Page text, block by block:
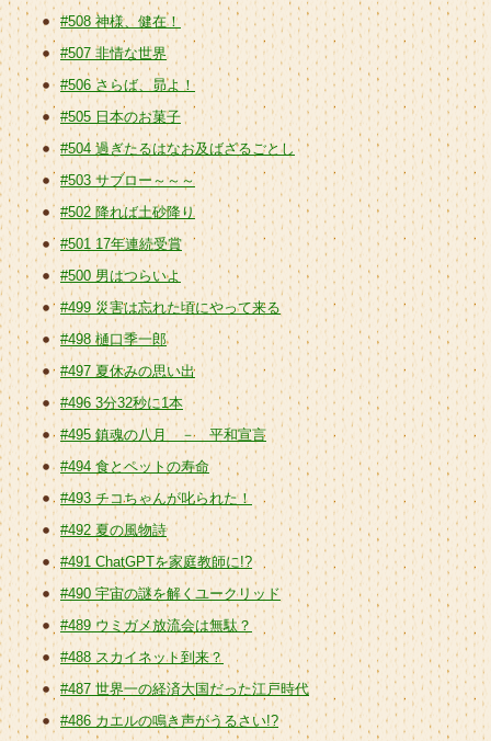
#508 神様、健在！
#507 非情な世界
#506 さらば、昴よ！
#505 日本のお菓子
#504 過ぎたるはなお及ばざるごとし
#503 サブロー～～～
#502 降れば土砂降り
#501 17年連続受賞
#500 男はつらいよ
#499 災害は忘れた頃にやって来る
#498 樋口季一郎
#497 夏休みの思い出
#496 3分32秒に1本
#495 鎮魂の八月 － 平和宣言
#494 食とペットの寿命
#493 チコちゃんが叱られた！
#492 夏の風物詩
#491 ChatGPTを家庭教師に!?
#490 宇宙の謎を解くユークリッド
#489 ウミガメ放流会は無駄？
#488 スカイネット到来？
#487 世界一の経済大国だった江戸時代
#486 カエルの鳴き声がうるさい!?